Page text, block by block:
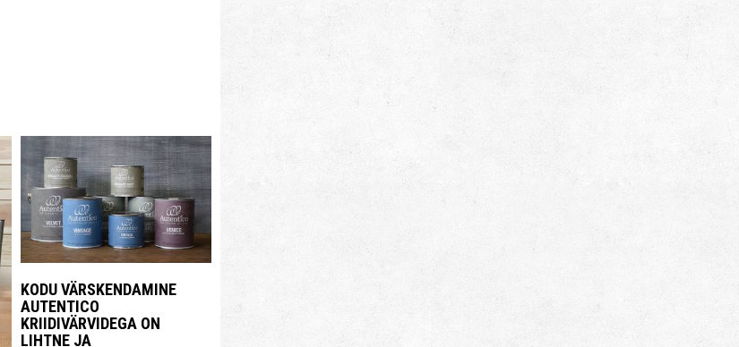
KODU VÄRSKENDAMINE
AUTENTICO
KRIIDIVÄRVIDEGA ON
LIHTNE JA